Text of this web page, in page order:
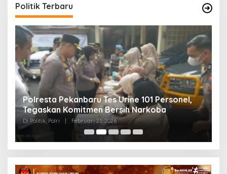
Politik Terbaru
Polresta Pekanbaru Tes Urine 101 Personel,
Tegaskan Komitmen Bersih Narkoba
Di Politik, Polri Februari 23, 2026